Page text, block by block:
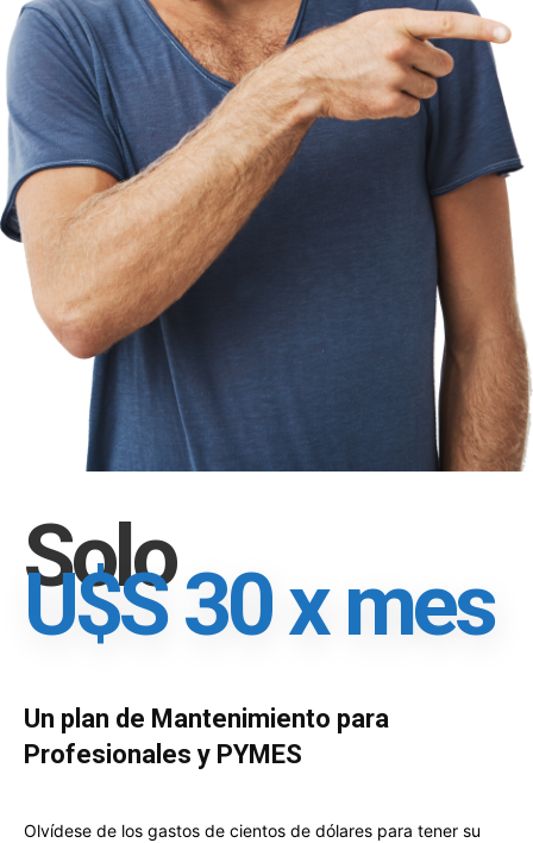
Solo
U$S 30 x mes
Un plan de Mantenimiento para
Profesionales y PYMES
Olvídese de los gastos de cientos de dólares para tener su